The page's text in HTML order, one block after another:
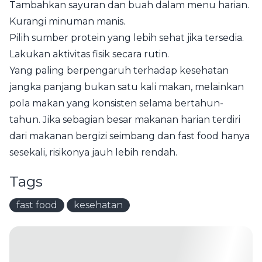
Tambahkan sayuran dan buah dalam menu harian.
Kurangi minuman manis.
Pilih sumber protein yang lebih sehat jika tersedia.
Lakukan aktivitas fisik secara rutin.
Yang paling berpengaruh terhadap kesehatan
jangka panjang bukan satu kali makan, melainkan
pola makan yang konsisten selama bertahun-
tahun. Jika sebagian besar makanan harian terdiri
dari makanan bergizi seimbang dan fast food hanya
sesekali, risikonya jauh lebih rendah.
Tags
fast food kesehatan